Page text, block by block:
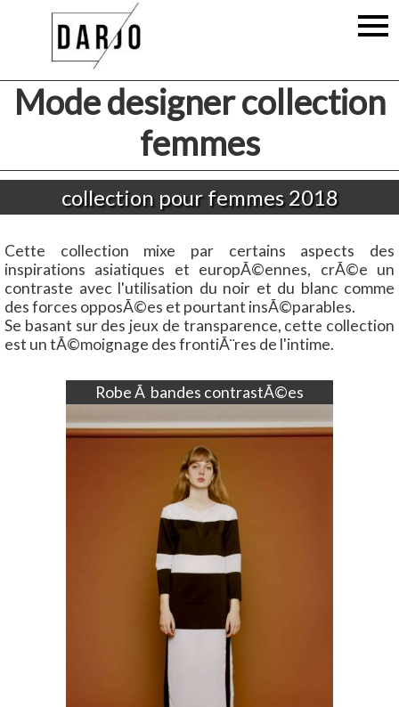
Mode designer collection
femmes
collection pour femmes 2018
Cette collection mixe par certains aspects des
inspirations asiatiques et europÃ©ennes, crÃ©e un
contraste avec l'utilisation du noir et du blanc comme
des forces opposÃ©es et pourtant insÃ©parables.
Se basant sur des jeux de transparence, cette collection
est un tÃ©moignage des frontiÃ¨res de l'intime.
Robe Ã bandes contrastÃ©es